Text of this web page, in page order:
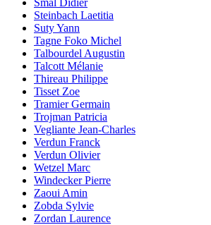
Smal Didier
Steinbach Laetitia
Suty Yann
Tagne Foko Michel
Talbourdel Augustin
Talcott Mélanie
Thireau Philippe
Tisset Zoe
Tramier Germain
Trojman Patricia
Vegliante Jean-Charles
Verdun Franck
Verdun Olivier
Wetzel Marc
Windecker Pierre
Zaoui Amin
Zobda Sylvie
Zordan Laurence